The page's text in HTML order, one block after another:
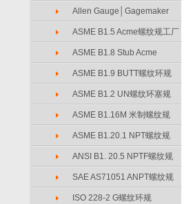
Allen Gauge│Gagemaker
ASME B1.5 Acme螺纹规工厂
ASME B1.8 Stub Acme
ASME B1.9 BUTT螺纹环规
ASME B1.2 UN螺纹环塞规
ASME B1.16M 米制螺纹规
ASME B1.20.1 NPT螺纹规
ANSI B1. 20.5 NPTF螺纹规
SAE AS71051 ANPT螺纹规
ISO 228-2 G螺纹环规